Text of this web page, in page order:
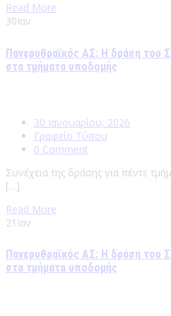
Read More
30Ιαν
Πανερυθραϊκός ΑΣ: Η δράση του
στα τμήματα υποδομής
30 Ιανουαρίου, 2026
Γραφείο Τύπου
0 Comment
Συνέχεια της δράσης για πέντε
[…]
Read More
21 Ιαν
Πανερυθραϊκός ΑΣ: Η δράση του
στα τμήματα υποδομής